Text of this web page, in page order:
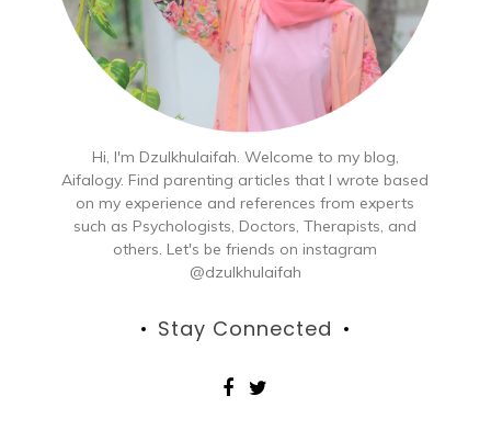
Hi, I'm Dzulkhulaifah. Welcome to my blog,
Aifalogy. Find parenting articles that I wrote based
on my experience and references from experts
such as Psychologists, Doctors, Therapists, and
others. Let's be friends on instagram
@dzulkhulaifah
Stay Connected